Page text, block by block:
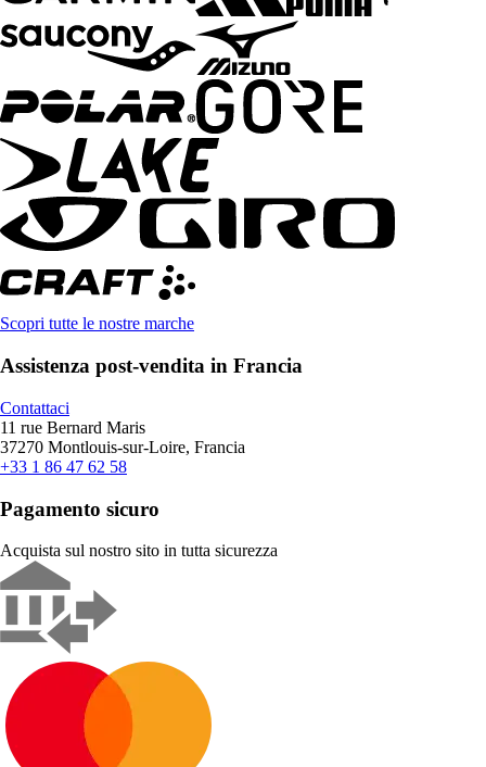
Scopri tutte le nostre marche
Assistenza post-vendita in Francia
Contattaci
11 rue Bernard Maris
37270 Montlouis-sur-Loire, Francia
+33 1 86 47 62 58
Pagamento sicuro
Acquista sul nostro sito in tutta sicurezza